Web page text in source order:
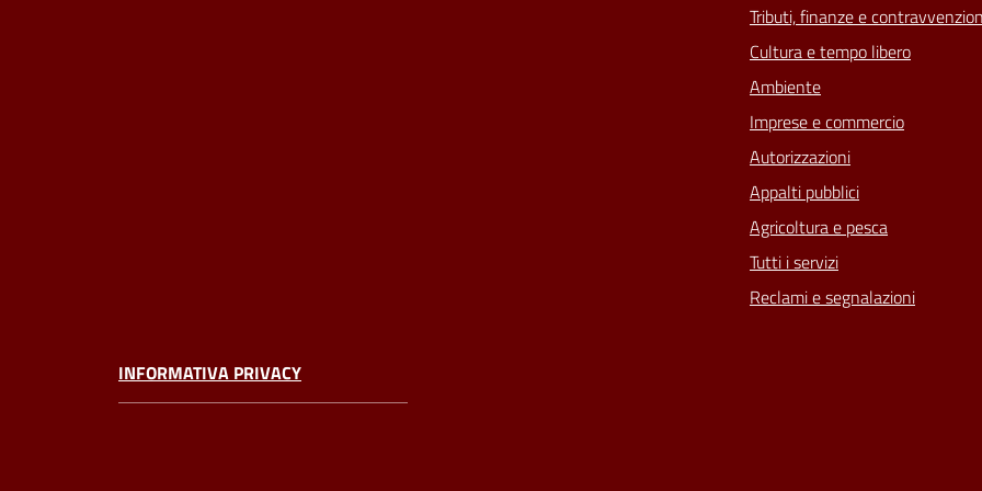
Tributi, finanze e
Cultura e tempo libero
Ambiente
Imprese e commercio
Autorizzazioni
Appalti pubblici
Agricoltura e pesca
Tutti i servizi
Reclami e segnalazioni
INFORMATIVA PRIVACY